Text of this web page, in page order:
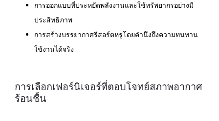
การออกแบบที่ประหยัดพลังงานและใช้ทรัพยากรอย่างมี
ประสิทธิภาพ
การสร้างบรรยากาศรีสอร์ตหรูโดยคำนึงถึงความทนทาน
ใช้งานได้จริง
การเลือกเฟอร์นิเจอร์ที่ตอบโจทย์สภาพอากาศ
ร้อนชื้น